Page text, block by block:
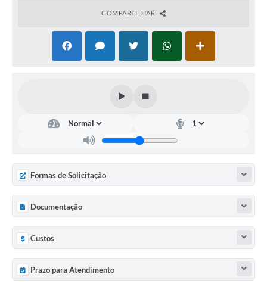
COMPARTILHAR
Formas de Solicitação
Documentação
Custos
Prazo para Atendimento